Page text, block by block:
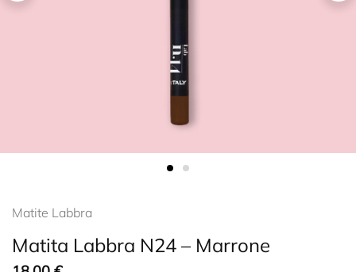
Matite Labbra
Matita Labbra N24 – Marrone